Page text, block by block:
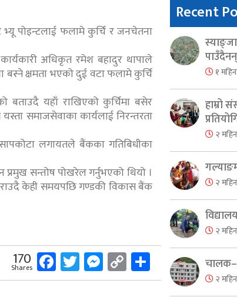
भ्यू पोइन्टलाई फलामे कुर्चि र जनचेतना
अधिकृत रमेश बहादुर थापाले
बस्ने क्षमता भएको दुई वटा फलामे कुर्चि
बताउदै यहाँ राखिएको कुर्चिमा बसेर
समाजसेवाका कार्यलाई निरन्तरता
लगायतले बैंकका गतिबिधीका
प्रमुख सन्तोष पोखरेल गर्नुभएको थियो ।
केही समयपछि गण्डकी विकास बैंक
170
Shares Facebook
Twitter
Messenger
Copy
Link
Share
Recent
१
हाम्रो
२
२
२
२